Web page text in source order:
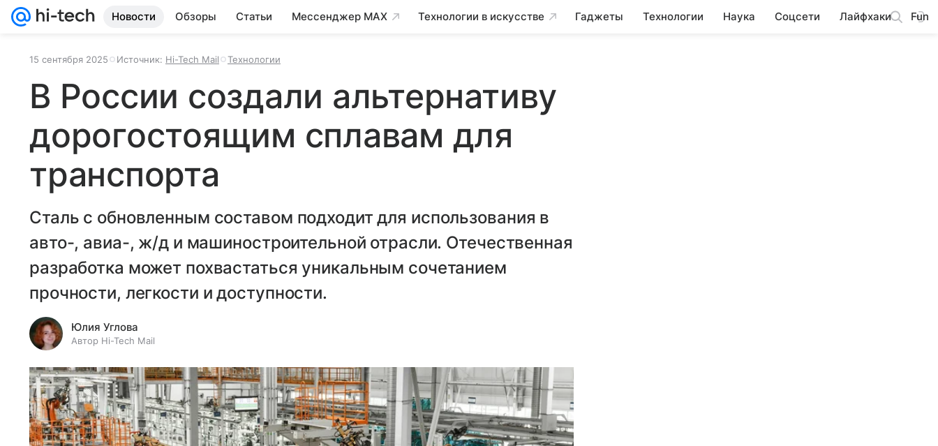
Новости Обзоры Статьи Мессенджер MAX Технологии в искусстве Гаджеты Технологии Наука Соцсети Лайфхаки Fun
15 сентября 2025 Источник: Hi-Tech Mail Технологии
В России создали альтернативу
дорогостоящим сплавам для
транспорта
Сталь с обновленным составом подходит для использования в
авто-, авиа-, ж/д и машиностроительной отрасли. Отечественная
разработка может похвастаться уникальным сочетанием
прочности, легкости и доступности.
Юлия Углова
Автор Hi-Tech Mail